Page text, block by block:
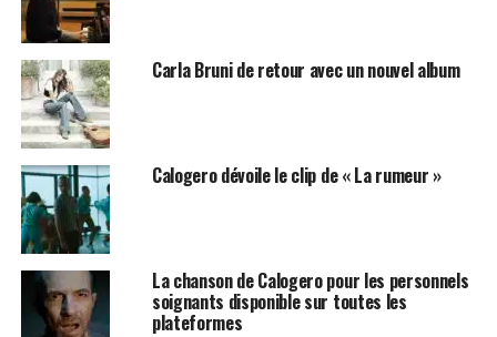
Carla Bruni de retour avec un nouvel album
Calogero dévoile le clip de « La rumeur »
La chanson de Calogero pour les personnels
soignants disponible sur toutes les
plateformes